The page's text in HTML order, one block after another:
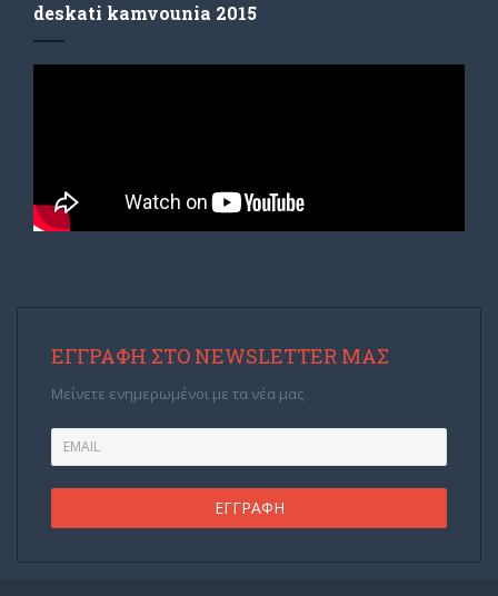
deskati kamvounia 2015
ΕΓΓΡΑΦΉ ΣΤΟ NEWSLETTER ΜΑΣ
Μείνετε ενημερωμένοι με τα νέα μας